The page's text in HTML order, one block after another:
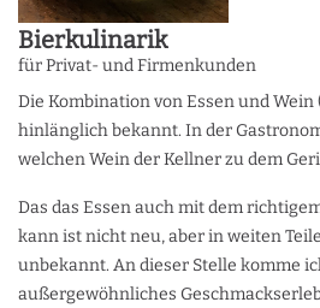
Bierkulinarik
für Privat- und Firmenkunden
Die Kombination von Essen und Wein
hinlänglich bekannt. In der
welchen Wein der Kellner zu dem
Das das Essen auch mit dem
kann ist nicht neu, aber in weiten
unbekannt. An dieser Stelle komme
außergewöhnliches